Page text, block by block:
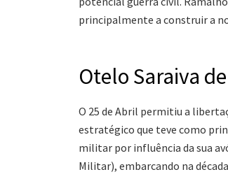
principalmente a construir a
Otelo Saraiva
O 25 de Abril permitiu a
estratégico que teve como
militar por influência da sua
Militar), embarcando na